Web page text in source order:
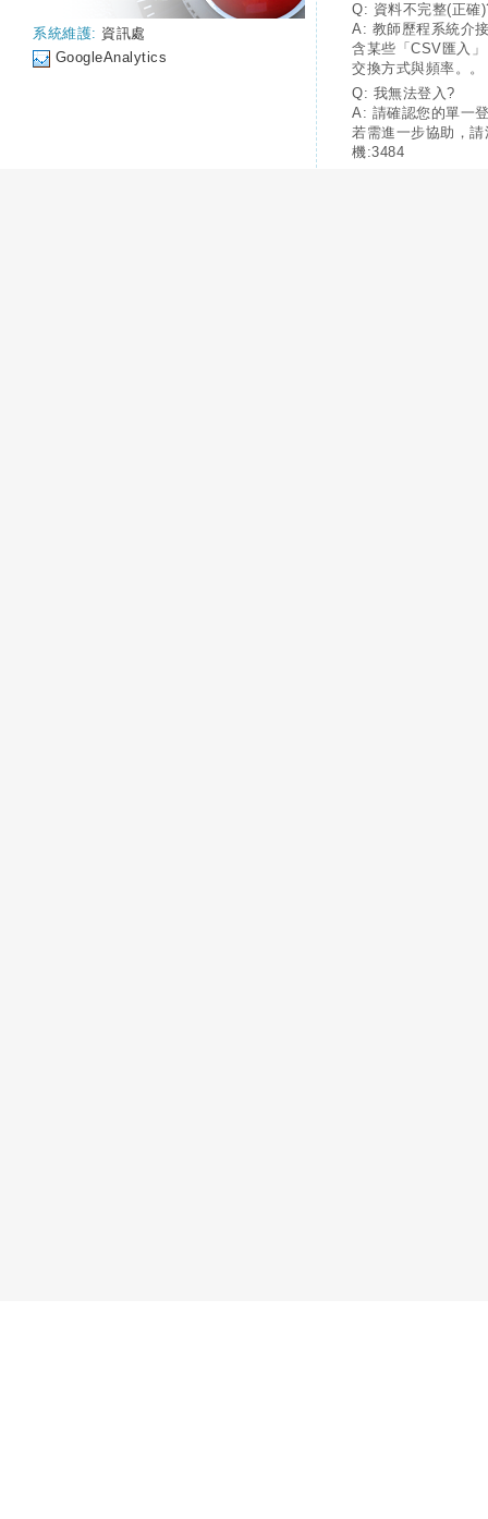
系統維護: 資訊處
GoogleAnalytics
Q: 資料不完整(正確
A: 教師歷程系統介
含某些「CSV匯入
交換方式與頻率。。
Q: 我無法登入?
A: 請確認您的單一
若需進一步協助，
機:3484